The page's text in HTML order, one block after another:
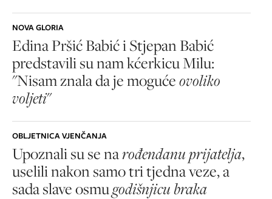
NOVA GLORIA
Edina Pršić Babić i Stjepan Babić
predstavili su nam kćerkicu Milu:
"Nisam znala da je mogućeovoliko
voljeti"
OBLJETNICA VJENČANJA
Upoznali su se narođendanu prijatelja,
uselili nakon samo tri tjedna veze, a
sada slave osmugodišnjicu braka